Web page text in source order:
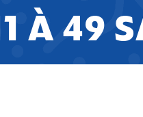
Le service juridique
À 49